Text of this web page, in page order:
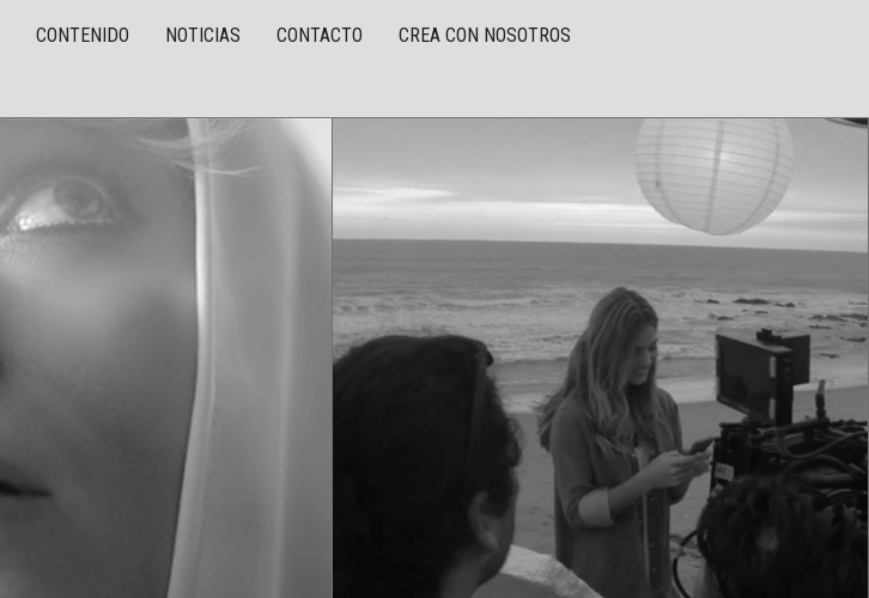
CONTENIDO NOTICIAS CONTACTO CREA CON NOSOTROS